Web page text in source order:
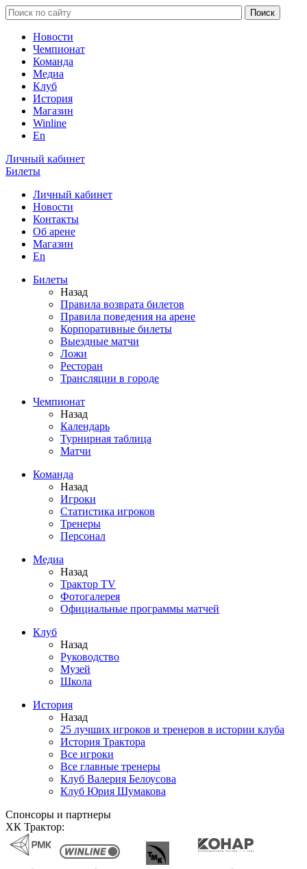
Новости
Чемпионат
Команда
Медиа
Клуб
История
Магазин
Winline
En
Личный кабинет
Билеты
Личный кабинет
Новости
Контакты
Об арене
Магазин
En
Билеты
Назад
Правила возврата билетов
Правила поведения на арене
Корпоративные билеты
Выездные матчи
Ложи
Ресторан
Трансляции в городе
Чемпионат
Назад
Календарь
Турнирная таблица
Матчи
Команда
Назад
Игроки
Статистика игроков
Тренеры
Персонал
Медиа
Назад
Трактор TV
Фотогалерея
Официальные программы матчей
Клуб
Назад
Руководство
Музей
Школа
История
Назад
25 лучших игроков и тренеров в истории клуба
История Трактора
Все игроки
Все главные тренеры
Клуб Валерия Белоусова
Клуб Юрия Шумакова
Спонсоры и партнеры
ХК Трактор: